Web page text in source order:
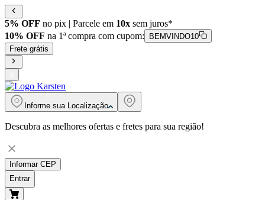
5% OFF no pix | Parcele em 10x sem juros*
10% OFF na 1ª compra com cupom:
BEMVINDO10
Frete grátis
Informe sua Localização
Descubra as melhores ofertas e fretes para sua região!
Informar CEP
Entrar